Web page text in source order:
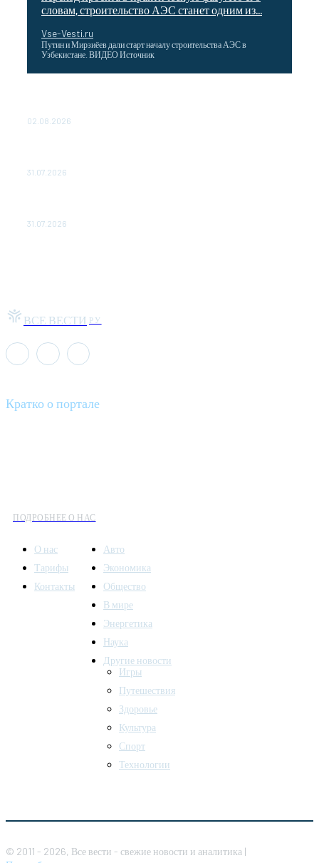
словам, строительство АЭС станет одним из...
Vse-Vesti.ru
Путин и Мирзиёев дали старт началу строительства АЭС в
Узбекистане. ВИДЕО Источник
02.08.2026
31.07.2026
31.07.2026
ВСЕ ВЕСТИ РУ
Кратко о портале
ПОДРОБНЕЕ О НАС
О нас
Тарифы
Контакты
Авто
Экономика
Общество
В мире
Энергетика
Наука
Другие новости
Игры
Путешествия
Здоровье
Культура
Спорт
Технологии
© 2011 - 2026, Все вести - свежие новости и аналитика |